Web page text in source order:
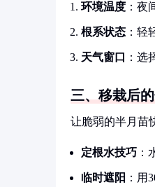
环境温度 ：
根系状态 ：轻
天气窗口 ：选
三、移栽后
让脆弱的半月苗
定根水技巧 ：
临时遮阳 ：用